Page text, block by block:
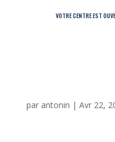
VOTRE CENTRE EST
par antonin | Avr 22,